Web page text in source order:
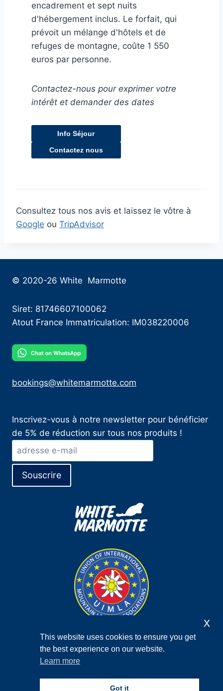
encadrement et sept nuits
d'hébergement inclus. Le forfait, qui
prévoit un mélange d'hôtels et de
refuges de montagne, coûte 1 550
euros par personne.
Contactez-nous pour exprimer votre
intérêt et demander des dates
Info Séjour
Contactez nous
Consultez tous nos avis et laissez le vôtre à
Google ou TripAdvisor
© 2020-26 White Marmotte
Siret: 81746607100062
Atout France Immatriculation: IM038220006
bookings@whitemarmotte.com
Inscrivez-vous à notre newsletter pour bénéficier
de 5% de réduction sur tous nos produits !
Conditions générales
Newsletter
This website uses cookies to ensure you get
the best experience on our website.
Learn more
Got it
x